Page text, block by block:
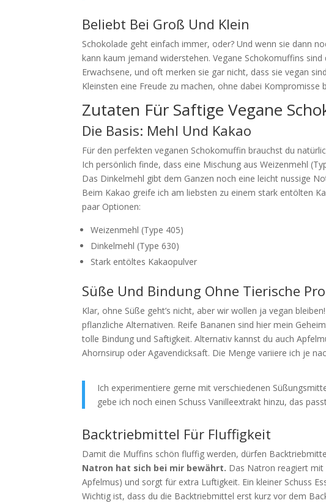
Beliebt Bei Groß Und Klein
Schokolade geht einfach immer, oder? Und wenn sie dann
kann kaum jemand widerstehen. Vegane Schokomuffins
Erwachsene, und oft merken sie gar nicht, dass sie vegan
Kleinsten eine Freude zu machen, ohne dabei Kompromisse
Zutaten Für Saftige Vegane
Die Basis: Mehl Und Kakao
Für den perfekten veganen Schokomuffin brauchst du
Ich persönlich finde, dass eine Mischung aus Weizenmehl
Das Dinkelmehl gibt dem Ganzen noch eine leicht nussige
Beim Kakao greife ich am liebsten zu einem stark entölten
paar Optionen:
Weizenmehl (Type 405)
Dinkelmehl (Type 630)
Stark entöltes Kakaopulver
Süße Und Bindung Ohne Tierische
Klar, ohne Süße geht’s nicht, aber wir wollen ja vegan
pflanzliche Alternativen. Reife Bananen sind hier mein
tolle Bindung und Saftigkeit. Alternativ kannst du auch
Ahornsirup oder Agavendicksaft. Die Menge variiere ich je
Ich experimentiere gerne mit verschiedenen
gebe ich noch einen Schuss Vanilleextrakt hinzu, das
Backtriebmittel Für Fluffigkeit
Damit die Muffins schön fluffig werden, dürfen
Natron hat sich bei mir bewährt. Das Natron reagiert mit
Apfelmus) und sorgt für extra Luftigkeit. Ein kleiner Schuss
Wichtig ist, dass du die Backtriebmittel erst kurz vor dem